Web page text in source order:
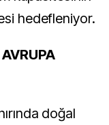
hedefleniyor.
doğal